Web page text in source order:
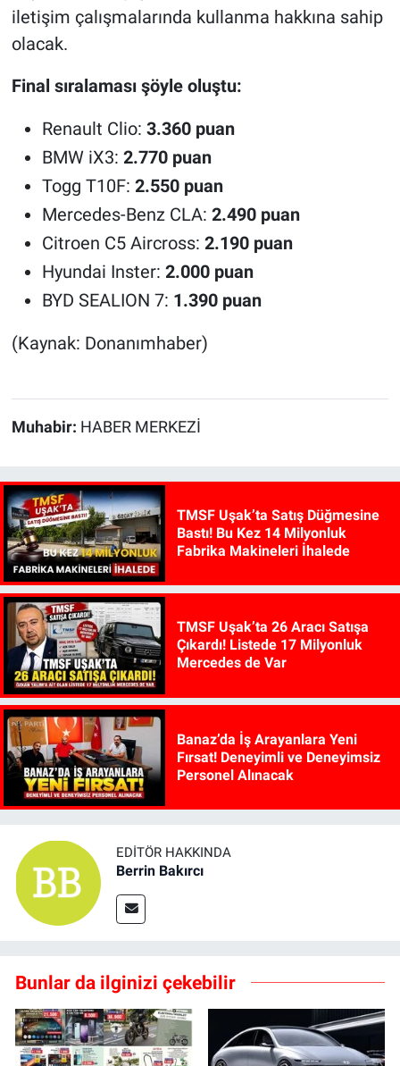
iletişim çalışmalarında kullanma hakkına sahip
olacak.
Final sıralaması şöyle oluştu:
Renault Clio: 3.360 puan
BMW iX3: 2.770 puan
Togg T10F: 2.550 puan
Mercedes-Benz CLA: 2.490 puan
Citroen C5 Aircross: 2.190 puan
Hyundai Inster: 2.000 puan
BYD SEALION 7: 1.390 puan
(Kaynak: Donanımhaber)
Muhabir: HABER MERKEZİ
TMSF Uşak’ta Satış Düğmesine
Bastı! Bu Kez 14 Milyonluk
Fabrika Makineleri İhalede
TMSF Uşak’ta 26 Aracı Satışa
Çıkardı! Listede 17 Milyonluk
Mercedes de Var
Banaz’da İş Arayanlara Yeni
Fırsat! Deneyimli ve Deneyimsiz
Personel Alınacak
EDITÖR HAKKINDA
Berrin Bakırcı
Bunlar da ilginizi çekebilir